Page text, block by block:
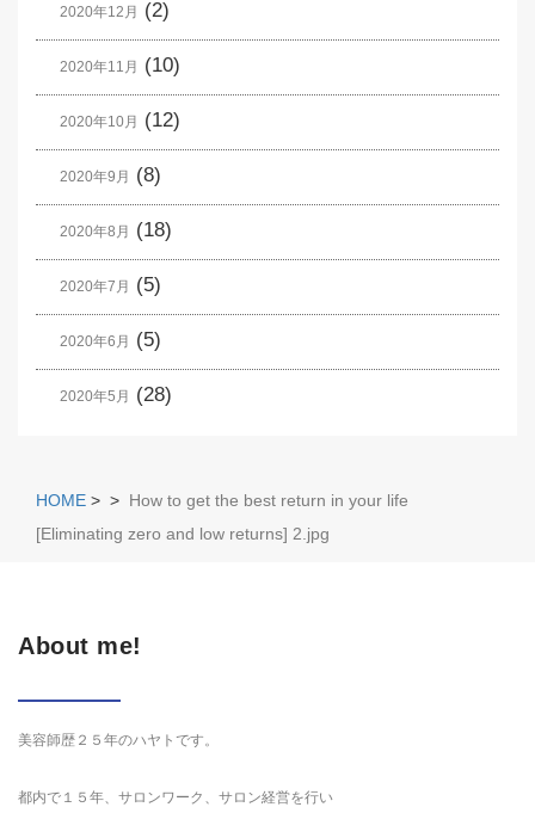
2020年12月 (2)
2020年11月 (10)
2020年10月 (12)
2020年9月 (8)
2020年8月 (18)
2020年7月 (5)
2020年6月 (5)
2020年5月 (28)
HOME > > How to get the best return in your life
[Eliminating zero and low returns] 2.jpg
About me!
美容師歴２５年のハヤトです。
都内で１５年、サロンワーク、サロン経営を行い